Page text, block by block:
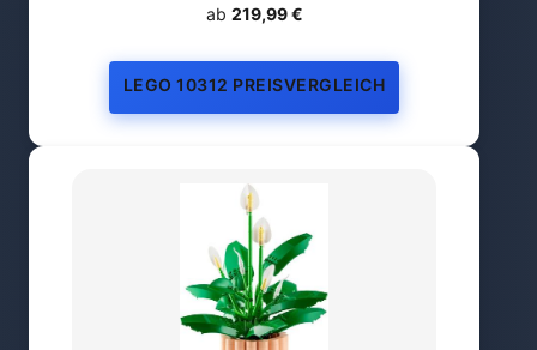
ab 219,99 €
LEGO 10312 PREISVERGLEICH